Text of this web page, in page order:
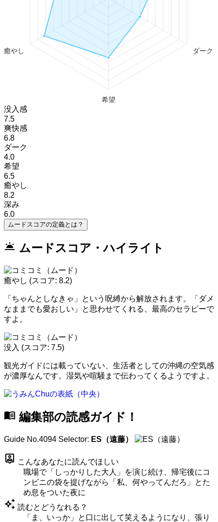
没入感
7.5
爽快感
6.8
ダーク
4.0
希望
6.5
癒やし
8.2
深み
6.0
ムードスコアの定義とは？
wb_twilight ムードスコア・ハイライト
癒やし (スコア: 8.2)
「ちゃんとしなきゃ」という呪縛から解放されます。「ダメ
なままでも愛おしい」と思わせてくれる、最高のセラピーで
すよ。
没入 (スコア: 7.5)
観光ガイドには載っていない、生活者としての沖縄の空気感
が濃厚なんです。湿気や喧騒まで伝わってくるようですよ。
menu_book 編集部の読感ガイド！
Guide No.4094 Selector: ES（遠藤）
person_pin こんなあなたに読んでほしい
職場で「しっかりした大人」を演じ続け、帰宅後にコ
ンビニの袋を提げながら「私、何やってんだろ」とた
め息をついた夜に
auto_awesome 読むとどうなれる？
「ま、いっか」と口に出して笑えるようになり、張り